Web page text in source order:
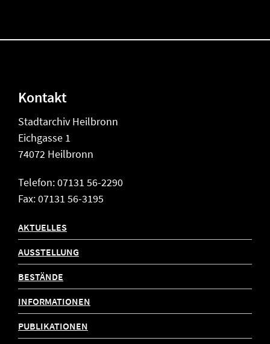
Kontakt
Stadtarchiv Heilbronn
Eichgasse 1
74072 Heilbronn
Telefon: 07131 56-2290
Fax: 07131 56-3195
AKTUELLES
AUSSTELLUNG
BESTÄNDE
INFORMATIONEN
PUBLIKATIONEN